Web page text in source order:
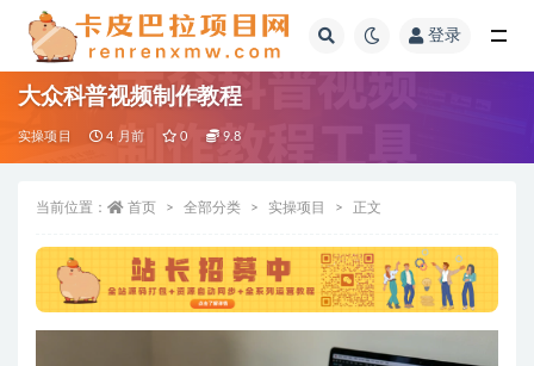
登录
大众科普视频制作教程
实操项目 4 月前 0 9.8
当前位置： 首页 全部分类 实操项目 正文
全部